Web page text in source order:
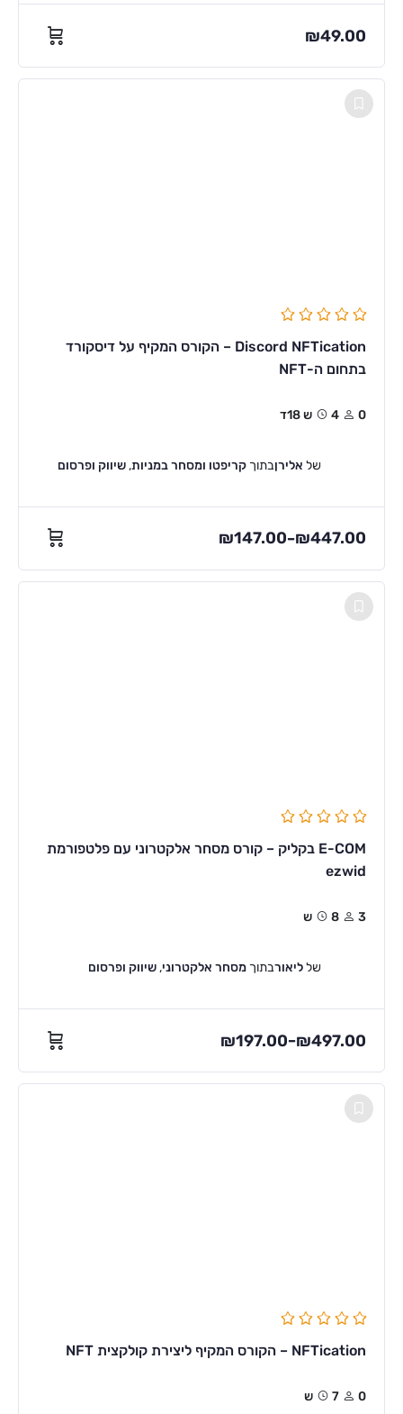
₪49.00
Discord NFTication – הקורס המקיף על דיסקורד
בתחום ה-NFT
0 4ש 18ד
של אלירןבתוך קריפטו ומסחר במניות, שיווק ופרסום
₪147.00–₪447.00
E-COM בקליק – קורס מסחר אלקטרוני עם פלטפורמת
ezwid
3 8ש
שלליאורבתוך מסחר אלקטרוני, שיווק ופרסום
₪197.00–₪497.00
NFTication – הקורס המקיף ליצירת קולקצית NFT
0 7ש